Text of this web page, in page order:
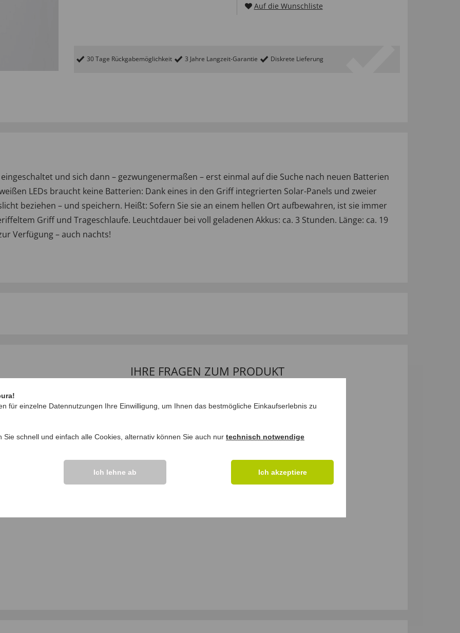
Auf die Wunschliste
30 Tage Rückgabemöglichkeit 3 Jahre Langzeit-Garantie Diskrete Lieferung
und sich dann – gezwungenermaßen – erst einmal auf die Suche nach neuen Batterien
weißen LEDs braucht keine Batterien: Dank eines in den Griff integrierten Solar-Panels und zweier
beziehen – und speichern. Heißt: Sofern Sie sie an einem hellen Ort aufbewahren, ist sie immer
Griff und Trageschlaufe. Leuchtdauer bei voll geladenen Akkus: ca. 3 Stunden. Länge: ca. 19
Verfügung – auch nachts!
>>
IHRE FRAGEN ZUM PRODUKT
für einzelne Datennutzungen Ihre Einwilligung, um Ihnen das bestmögliche Einkaufserlebnis zu
Sie schnell und einfach alle Cookies, alternativ können Sie auch nur technisch notwendige
Ich lehne ab Ich akzeptiere